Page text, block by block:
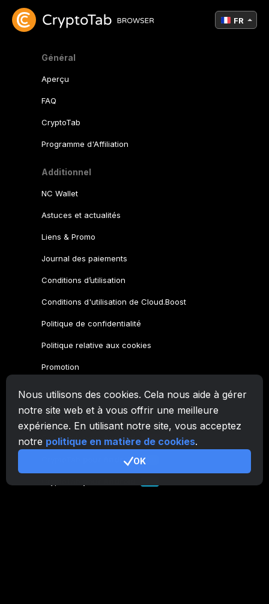
Nous utilisons des cookies. Cela nous aide à gérer
notre site web et à vous offrir une meilleure
expérience. En utilisant notre site, vous acceptez
notre politique en matière de cookies.
OK
Général
Aperçu
FAQ
CryptoTab
Programme d'Affiliation
Additionnel
NC Wallet
Astuces et actualités
Liens & Promo
Journal des paiements
Conditions d’utilisation
Conditions d'utilisation de Cloud.Boost
Politique de confidentialité
Politique relative aux cookies
Promotion
Famille CryptoTab
Navigateur CryptoTab
CryptoTabpour Android MAX
pour Android PRO
FR